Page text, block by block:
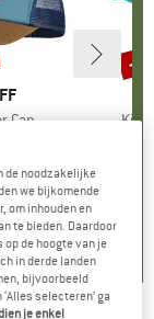
Cap
5,0(2)
Kids
-
de noodzakelijke
we bijkomende
om inhouden en
te bieden. Daardoor
de hoogte van je
in derde landen
bijvoorbeeld
selecteren’ ga
je enkel